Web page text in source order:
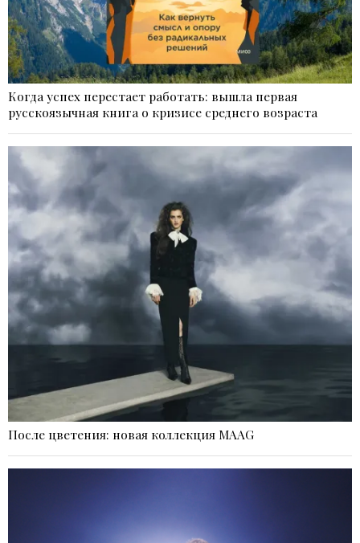
Когда успех перестает работать: вышла первая
русскоязычная книга о кризисе среднего возраста
После цветения: новая коллекция MAAG